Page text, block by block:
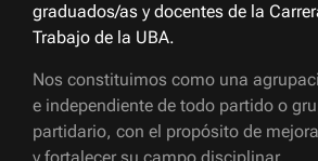
graduados/as y docentes de la
Trabajo de la UBA.
Nos constituimos como una
e independiente de todo partido o
partidario, con el propósito de